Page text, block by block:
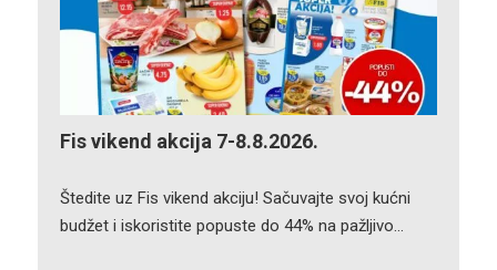
Fis vikend akcija 7-8.8.2026.
Štedite uz Fis vikend akciju! Sačuvajte svoj kućni
budžet i iskoristite popuste do 44% na pažljivo…